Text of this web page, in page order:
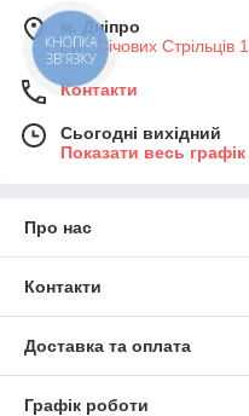
м. Дніпро
вул. Січових Стрільців
Контакти
Сьогодні вихідний
Показати весь
Про нас
Контакти
Доставка та оплата
Графік роботи
КНОПКА
ЗВ'ЯЗКУ